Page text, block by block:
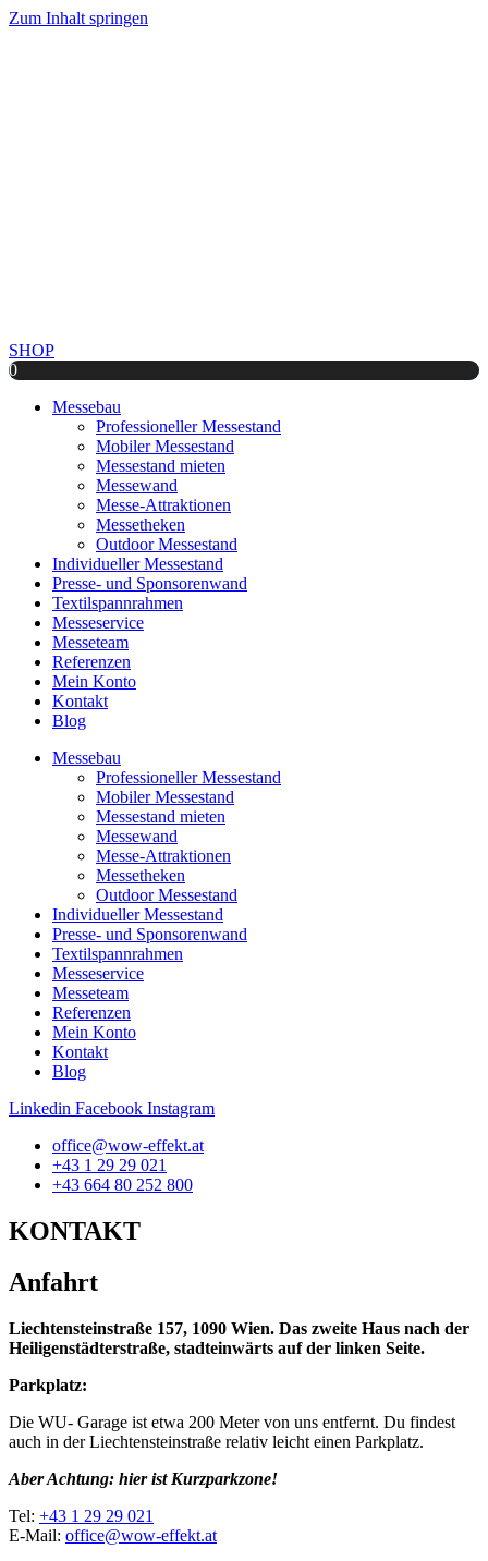
Zum Inhalt springen
SHOP
0
Messebau
Professioneller Messestand
Mobiler Messestand
Messestand mieten
Messewand
Messe-Attraktionen
Messetheken
Outdoor Messestand
Individueller Messestand
Presse- und Sponsorenwand
Textilspannrahmen
Messeservice
Messeteam
Referenzen
Mein Konto
Kontakt
Blog
Messebau
Professioneller Messestand
Mobiler Messestand
Messestand mieten
Messewand
Messe-Attraktionen
Messetheken
Outdoor Messestand
Individueller Messestand
Presse- und Sponsorenwand
Textilspannrahmen
Messeservice
Messeteam
Referenzen
Mein Konto
Kontakt
Blog
Linkedin Facebook Instagram
office@wow-effekt.at
+43 1 29 29 021
+43 664 80 252 800
KONTAKT
Anfahrt
Liechtensteinstraße 157, 1090 Wien. Das zweite Haus nach der
Heiligenstädterstraße, stadteinwärts auf der linken Seite.
Parkplatz:
Die WU- Garage ist etwa 200 Meter von uns entfernt. Du findest
auch in der Liechtensteinstraße relativ leicht einen Parkplatz.
Aber Achtung: hier ist Kurzparkzone!
Tel: +43 1 29 29 021
E-Mail: office@wow-effekt.at